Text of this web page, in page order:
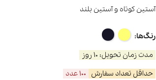
آستین کوتاه و آستین بلند
رنگ‌ها:
مدت زمان تحویل: 10 روز
حداقل تعداد سفارش 100 عدد